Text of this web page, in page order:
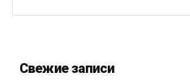
Свежие записи